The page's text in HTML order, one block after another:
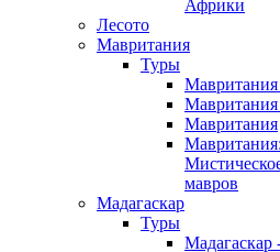
Африки
Лесото
Мавритания
Туры
Мавритания
Мавритания
Мавритания
мавров
Мадагаскар
Туры
Мадагаскар